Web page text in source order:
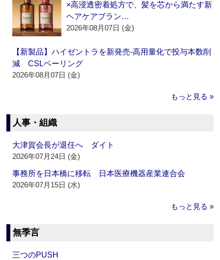
×高浸透密着処方で、髪を芯から満たす新
ヘアケアブラン…
2026年08月07日 (金)
【新製品】ハイゼントラを新発売‐高用量化で投与本数削
減 CSLベーリング
2026年08月07日 (金)
もっと見る »
人事・組織
大津賀会長が退任へ ダイト
2026年07月24日 (金)
事務所を日本橋に移転 日本医療機器産業連合会
2026年07月15日 (水)
もっと見る »
無季言
三つのPUSH